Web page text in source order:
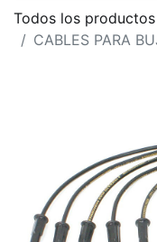
Todos los productos
CABLES PARA